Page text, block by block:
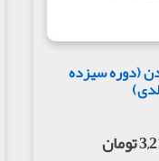
(دوره سیزده